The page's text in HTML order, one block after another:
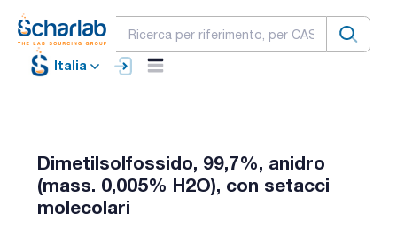
Italia
Dimetilsolfossido, 99,7%, anidro
(mass. 0,005% H2O), con setacci
molecolari